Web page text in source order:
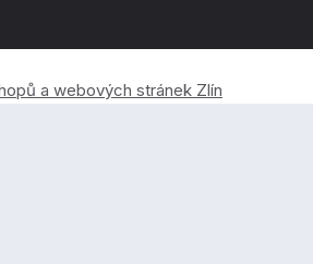
a webových stránek Zlín